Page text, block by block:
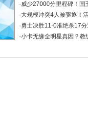
·威少27000分里程碑！国
·大规模冲突4人被驱逐！
·勇士决胜11-0准绝杀17
·小卡无缘全明星真因？教